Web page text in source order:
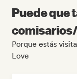
Puede que
Porque estás
Love